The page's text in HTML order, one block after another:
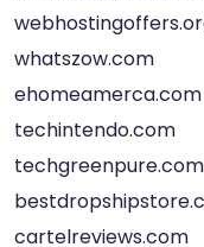
whatszow.com
ehomeamerca.com
techintendo.com
techgreenpure.com
cartelreviews.com